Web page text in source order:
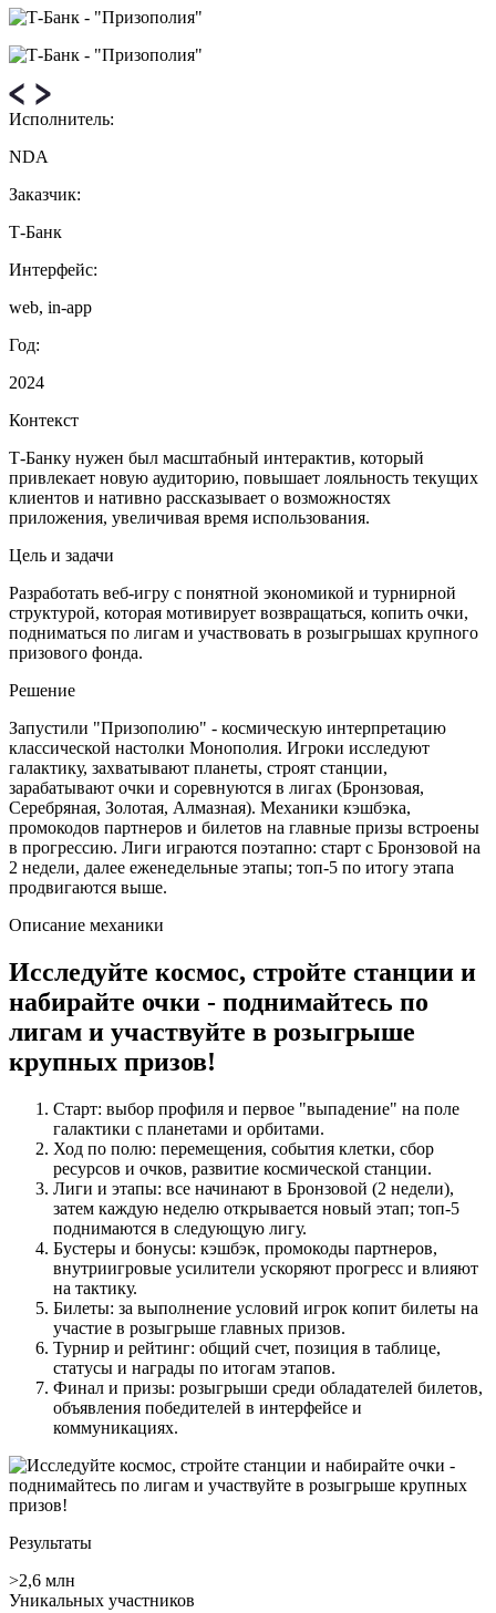
Исполнитель:
NDA
Заказчик:
Т‑Банк
Интерфейс:
web, in-app
Год:
2024
Контекст
Т‑Банку нужен был масштабный интерактив, который
привлекает новую аудиторию, повышает лояльность текущих
клиентов и нативно рассказывает о возможностях
приложения, увеличивая время использования.
Цель и задачи
Разработать веб‑игру с понятной экономикой и турнирной
структурой, которая мотивирует возвращаться, копить очки,
подниматься по лигам и участвовать в розыгрышах крупного
призового фонда.
Решение
Запустили "Призополию" - космическую интерпретацию
классической настолки Монополия. Игроки исследуют
галактику, захватывают планеты, строят станции,
зарабатывают очки и соревнуются в лигах (Бронзовая,
Серебряная, Золотая, Алмазная). Механики кэшбэка,
промокодов партнеров и билетов на главные призы встроены
в прогрессию. Лиги играются поэтапно: старт с Бронзовой на
2 недели, далее еженедельные этапы; топ‑5 по итогу этапа
продвигаются выше.
Описание механики
Исследуйте космос, стройте станции и
набирайте очки - поднимайтесь по
лигам и участвуйте в розыгрыше
крупных призов!
Старт: выбор профиля и первое "выпадение" на поле
галактики с планетами и орбитами.
Ход по полю: перемещения, события клетки, сбор
ресурсов и очков, развитие космической станции.
Лиги и этапы: все начинают в Бронзовой (2 недели),
затем каждую неделю открывается новый этап; топ‑5
поднимаются в следующую лигу.
Бустеры и бонусы: кэшбэк, промокоды партнеров,
внутриигровые усилители ускоряют прогресс и влияют
на тактику.
Билеты: за выполнение условий игрок копит билеты на
участие в розыгрыше главных призов.
Турнир и рейтинг: общий счет, позиция в таблице,
статусы и награды по итогам этапов.
Финал и призы: розыгрыши среди обладателей билетов,
объявления победителей в интерфейсе и
коммуникациях.
Результаты
>2,6 млн
Уникальных участников